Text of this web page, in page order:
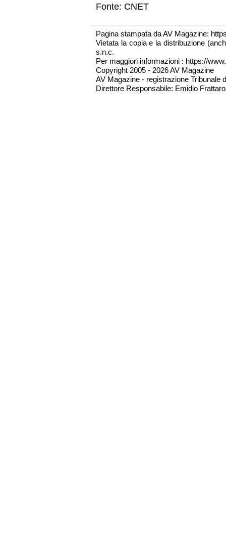
Fonte: CNET
Pagina stampata da AV Magazine:
Vietata la copia e la distribuzione
s.n.c.
Per maggiori informazioni : https://
Copyright 2005 - 2026 AV Magazine
AV Magazine - registrazione Tribunale
Direttore Responsabile: Emidio